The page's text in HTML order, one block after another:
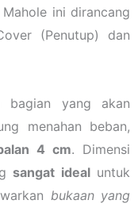
Mahole ini dirancang
(Penutup) dan
bagian yang akan
menahan beban,
4 cm. Dimensi
sangat idealuntuk
bukaan yang